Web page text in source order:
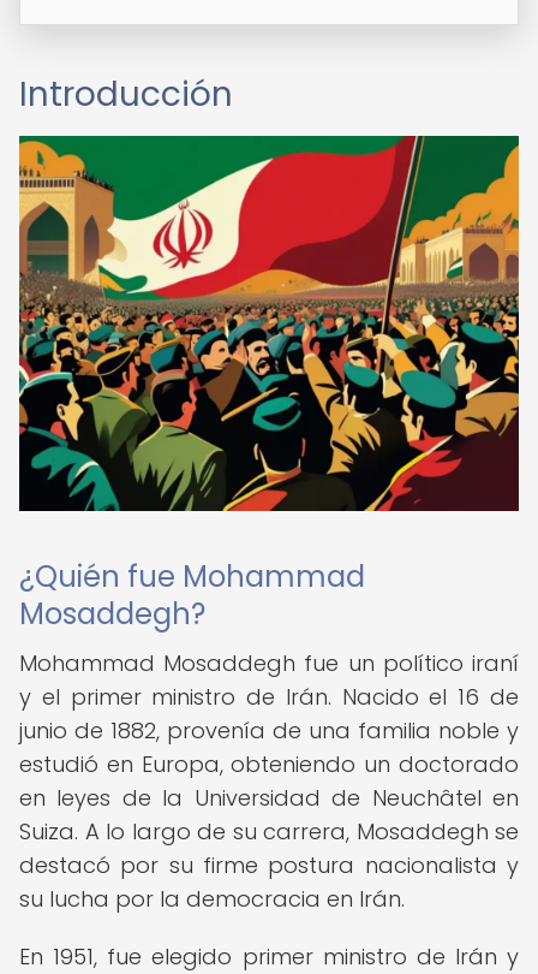
Introducción
¿Quién fue Mohammad
Mosaddegh?
Mohammad Mosaddegh fue un político iraní
y el primer ministro de Irán. Nacido el 16 de
junio de 1882, provenía de una familia noble y
estudió en Europa, obteniendo un doctorado
en leyes de la Universidad de Neuchâtel en
Suiza. A lo largo de su carrera, Mosaddegh se
destacó por su firme postura nacionalista y
su lucha por la democracia en Irán.
En 1951, fue elegido primer ministro de Irán y